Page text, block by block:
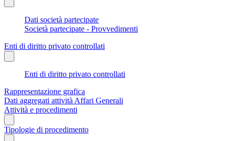
Dati società partecipate
Società partecipate - Provvedimenti
Enti di diritto privato controllati
Enti di diritto privato controllati
Rappresentazione grafica
Dati aggregati attività Affari Generali
Attività e procedimenti
Tipologie di procedimento